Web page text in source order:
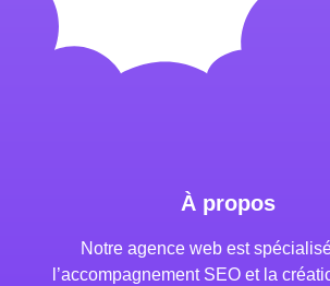
À propos
Notre agence web est
l’accompagnement SEO et la